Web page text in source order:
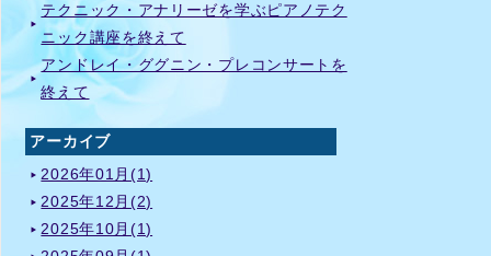
テクニック・アナリーゼを学ぶピアノテク
ニック講座を終えて
アンドレイ・ググニン・プレコンサートを
終えて
アーカイブ
2026年01月(1)
2025年12月(2)
2025年10月(1)